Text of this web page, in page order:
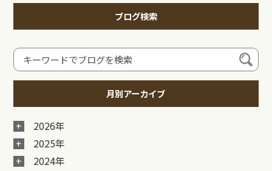
ブログ検索
月別アーカイブ
2026年
2025年
2024年